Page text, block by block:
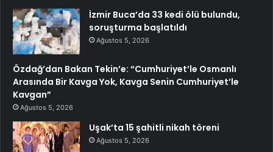
İzmir Buca’da 33 kedi ölü bulundu,
soruşturma başlatıldı
Ağustos 5, 2026
Özdağ’dan Bakan Tekin’e: “Cumhuriyet’le Osmanlı
Arasında Bir Kavga Yok, Kavga Senin Cumhuriyet’le
Kavgan”
Ağustos 5, 2026
Uşak’ta 15 şahitli nikah töreni
Ağustos 5, 2026